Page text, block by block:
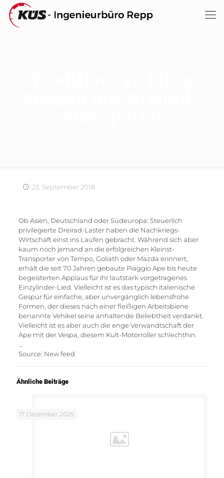
23. September 2018
Ob Asien, Deutschland oder Südeuropa: Steuerlich
privilegierte Dreirad-Laster haben die Nachkriegs-
Wirtschaft einst ins Laufen gebracht. Während sich aber
kaum noch jemand an die erfolgreichen Kleinst-
Transporter von Tempo, Goliath oder Mazda erinnert,
erhält die seit 70 Jahren gebaute Piaggio Ape bis heute
begeisterten Applaus für ihr lautstark vorgetragenes
Einzylinder-Lied. Vielleicht ist es das typisch italienische
Gespür für einfache, aber unvergänglich lebensfrohe
Formen, der dieses nach einer fleißigen Arbeitsbiene
benannte Vehikel seine anhaltende Beliebtheit verdankt.
Vielleicht ist es aber auch die enge Verwandtschaft der
Ape mit der Vespa, diesem Kult-Motorroller schlechthin.
Source: New feed
Ähnliche Beiträge
17. Dezember 2025